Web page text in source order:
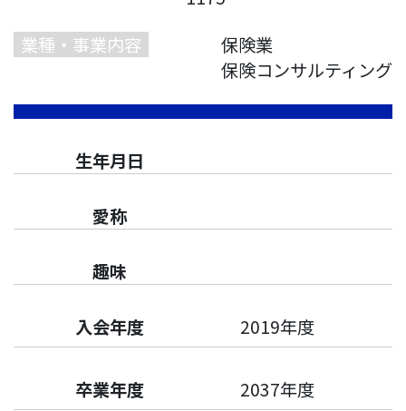
業種・事業内容
保険業
保険コンサルティング
生年月日
愛称
趣味
入会年度 2019年度
卒業年度 2037年度